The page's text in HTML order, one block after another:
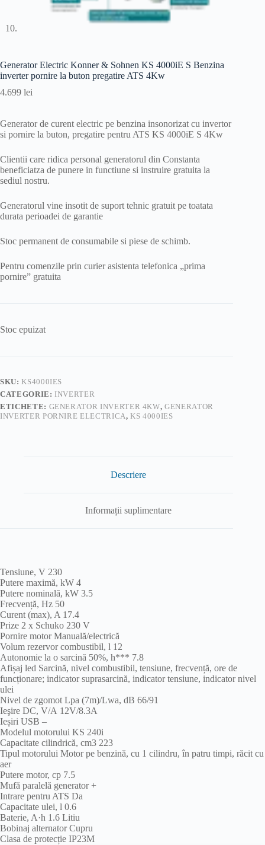
Generator Electric Konner & Sohnen KS 4000iE S Benzina
inverter pornire la buton pregatire ATS 4Kw
4.699 lei
Generator de curent electric pe benzina insonorizat cu invertor
si pornire la buton, pregatire pentru ATS KS 4000iE S 4Kw
Clientii care ridica personal generatorul din Constanta
beneficiatza de punere in functiune si instruire gratuita la
sediul nostru.
Generatorul vine insotit de suport tehnic gratuit pe toatata
durata perioadei de garantie
Stoc permanent de consumabile si piese de schimb.
Pentru comenzile prin curier asistenta telefonica „prima
pornire” gratuita
Stoc epuizat
SKU:KS4000IES
CATEGORIE: INVERTER
ETICHETE: GENERATOR INVERTER 4KW,GENERATOR
INVERTER PORNIRE ELECTRICA,KS 4000IES
Descriere
Informații suplimentare
Tensiune, V 230
Putere maximă, kW 4
Putere nominală, kW 3.5
Frecvență, Hz 50
Curent (max), A 17.4
Prize 2 x Schuko 230 V
Pornire motor Manuală/electrică
Volum rezervor combustibil, l 12
Autonomie la o sarcină 50%, h*** 7.8
Afișaj led Sarcină, nivel combustibil, tensiune, frecvență, ore de
funcționare; indicator suprasarcină, indicator tensiune, indicator nivel
ulei
Nivel de zgomot Lpa (7m)/Lwa, dB 66/91
Ieşire DC, V/А 12V/8.3A
Ieșiri USB –
Modelul motorului KS 240i
Сapacitate cilindrică, cm3 223
Tipul motorului Motor pe benzină, cu 1 cilindru, în patru timpi, răcit cu
aer
Putere motor, cp 7.5
Mufă paralelă generator +
Intrare pentru ATS Da
Capacitate ulei, l 0.6
Baterie, A·h 1.6 Litiu
Bobinaj alternator Cupru
Clasa de protecție IP23M